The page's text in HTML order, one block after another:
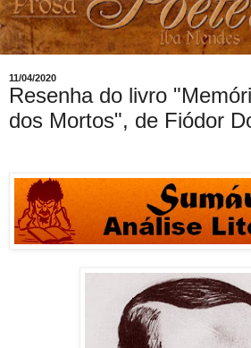
11/04/2020
Resenha do livro
dos Mortos", de Fiódor